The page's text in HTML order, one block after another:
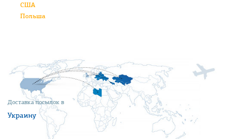
Доставка посылок в
Украину
США
Польша